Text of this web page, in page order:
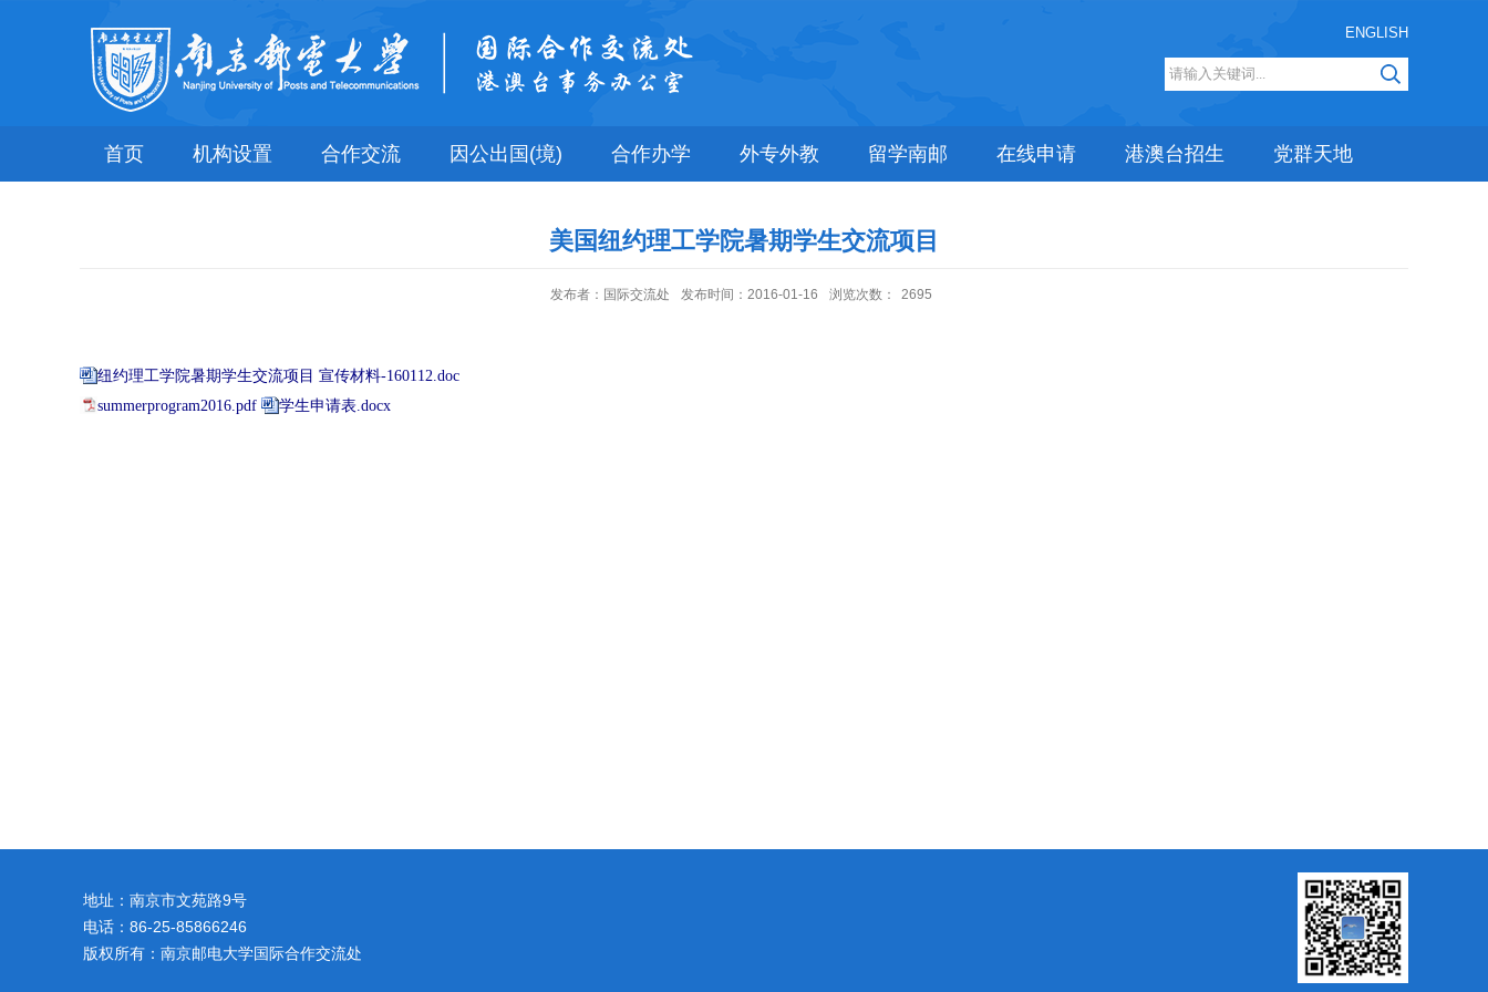
ENGLISH
首页 机构设置 合作交流 因公出国(境) 合作办学 外专外教 留学南邮 在线申请 港澳台招生 党群天地
美国纽约理工学院暑期学生交流项目
发布者：国际交流处 发布时间：2016-01-16 浏览次数： 2695
纽约理工学院暑期学生交流项目 宣传材料-160112.doc
summerprogram2016.pdf
学生申请表.docx
地址：南京市文苑路9号
电话：86-25-85866246
版权所有：南京邮电大学国际合作交流处